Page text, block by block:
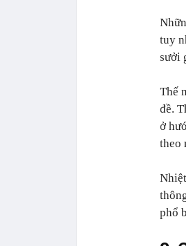
tuy
sưởi
Thế
đề.
ở
theo
phổ